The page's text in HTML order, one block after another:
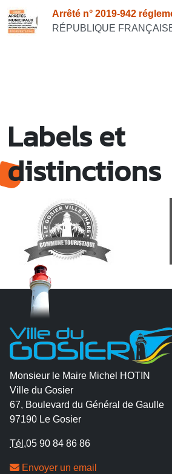
Arrêté n° 2019-942
RÉPUBLIQUE
Labels et
distinctions
Monsieur le Maire Michel HOTIN
Ville du Gosier
67, Boulevard du Général de Gaulle
97190 Le Gosier
Tél.05 90 84 86 86
Envoyer un email